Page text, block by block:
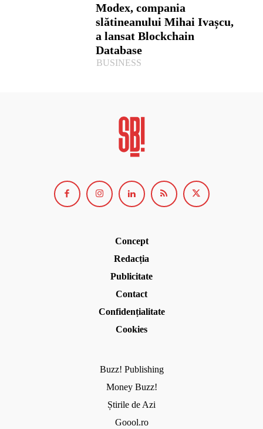
Modex, compania
slătineanului Mihai Ivașcu,
a lansat Blockchain
Database
BUSINESS
Concept
Redacția
Publicitate
Contact
Confidențialitate
Cookies
Buzz! Publishing
Money Buzz!
Știrile de Azi
Goool.ro